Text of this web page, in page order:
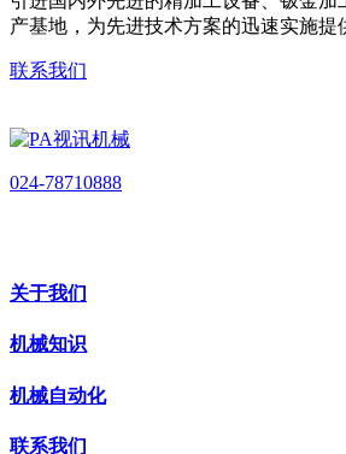
产基地，为先进技术方案的迅速实施提
联系我们
024-78710888
关于我们
机械知识
机械自动化
联系我们